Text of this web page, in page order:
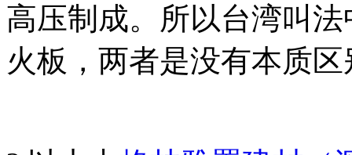
高压制成。所以台湾叫
火板，两者是没有本质